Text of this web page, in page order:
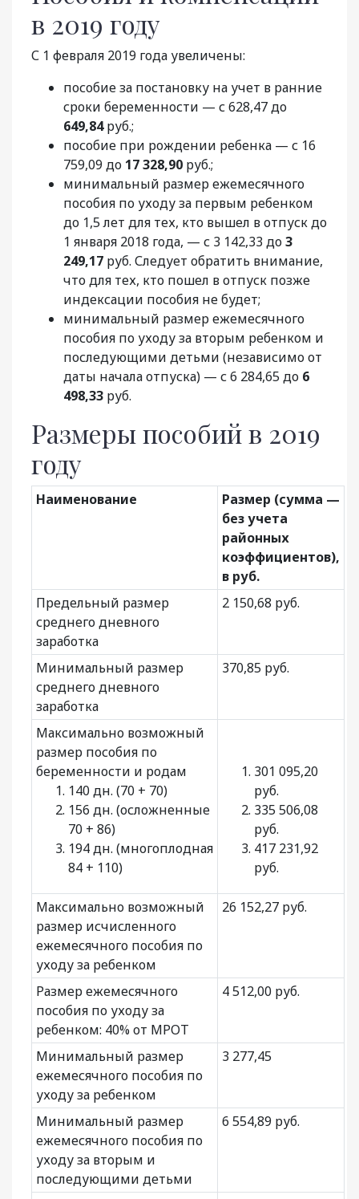
в 2019 году
С 1 февраля 2019 года увеличены:
пособие за постановку на учет в ранние
сроки беременности — с 628,47 до
649,84руб.;
пособие при рождении ребенка — с 16
759,09 до 17 328,90 руб.;
минимальный размер ежемесячного
пособия по уходу за первым ребенком
до 1,5 лет для тех, кто вышел в отпуск до
1 января 2018 года, — с 3 142,33 до3
249,17 руб. Следует обратить внимание,
что для тех, кто пошел в отпуск позже
индексации пособия не будет;
минимальный размер ежемесячного
пособия по уходу за вторым ребенком и
последующими детьми (независимо от
даты начала отпуска) — с 6 284,65 до 6
498,33 руб.
Размеры пособий в 2019
году
Наименование
Размер (сумма —
без учета
районных
коэффициентов),
в руб.
Предельный размер
среднего дневного
заработка
2 150,68 руб.
Минимальный размер
среднего дневного
заработка
370,85 руб.
Максимально возможный
размер пособия по
беременности и родам
140 дн. (70 + 70)
156 дн. (осложненные
70 + 86)
194 дн. (многоплодная
84 + 110)
301 095,20
руб.
335 506,08
руб.
417 231,92
руб.
Максимально возможный
размер исчисленного
ежемесячного пособия по
уходу за ребенком
26 152,27 руб.
Размер ежемесячного
пособия по уходу за
ребенком: 40% от МРОТ
4 512,00 руб.
Минимальный размер
ежемесячного пособия по
уходу за ребенком
3 277,45
Минимальный размер
ежемесячного пособия по
уходу за вторым и
последующими детьми
6 554,89 руб.